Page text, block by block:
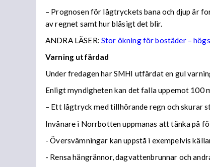
– Prognosen för lågtryckets bana och djup är
av regnet samt hur blåsigt det blir.
ANDRA LÄSER: Stor ökning för bostäder –
Varning utfärdad
Under fredagen har SMHI utfärdat en gul
Enligt myndigheten kan det falla uppemot 100
– Ett lågtryck med tillhörande regn och skurar
Invånare i Norrbotten uppmanas att tänka på
- Översvämningar kan uppstå i exempelvis
- Rensa hängrännor, dagvattenbrunnar och